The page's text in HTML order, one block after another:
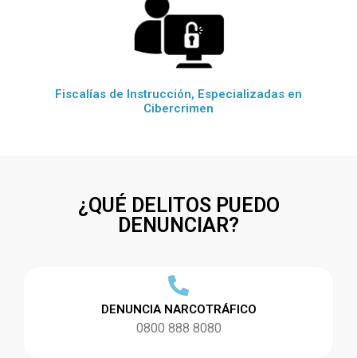
Fiscalías de Instrucción, Especializadas en
Cibercrimen
¿QUÉ DELITOS PUEDO
DENUNCIAR?
DENUNCIA NARCOTRÁFICO
0800 888 8080